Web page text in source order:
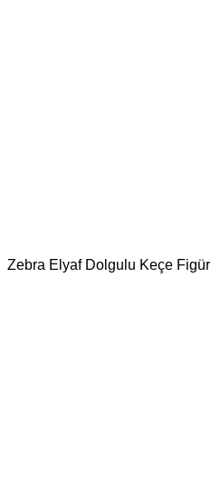
Zebra Elyaf Dolgulu Keçe Figür